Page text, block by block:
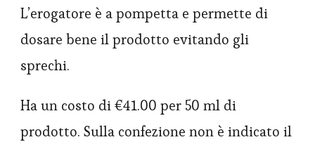
L’erogatore è a pompetta e permette di
dosare bene il prodotto evitando gli
sprechi.
Ha un costo di €41.00 per 50 ml di
prodotto. Sulla confezione non è indicato il